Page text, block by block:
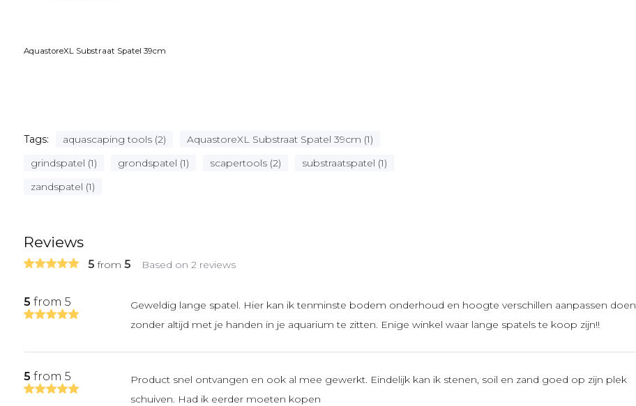
AquastoreXL Substraat Spatel 39cm
Tags: aquascaping tools (2)
AquastoreXL Substraat Spatel 39cm (1)
grindspatel (1)
grondspatel (1) scapertools (2)
substraatspatel (1)
zandspatel (1)
Reviews
5 from 5 Based on 2 reviews
5 from 5
Geweldig lange spatel. Hier kan ik tenminste bodem onderhoud en hoogte verschillen aanpassen doen
zonder altijd met je handen in je aquarium te zitten. Enige winkel waar lange spatels te koop zijn!!
5 from 5
Product snel ontvangen en ook al mee gewerkt. Eindelijk kan ik stenen, soil en zand goed op zijn plek
schuiven. Had ik eerder moeten kopen